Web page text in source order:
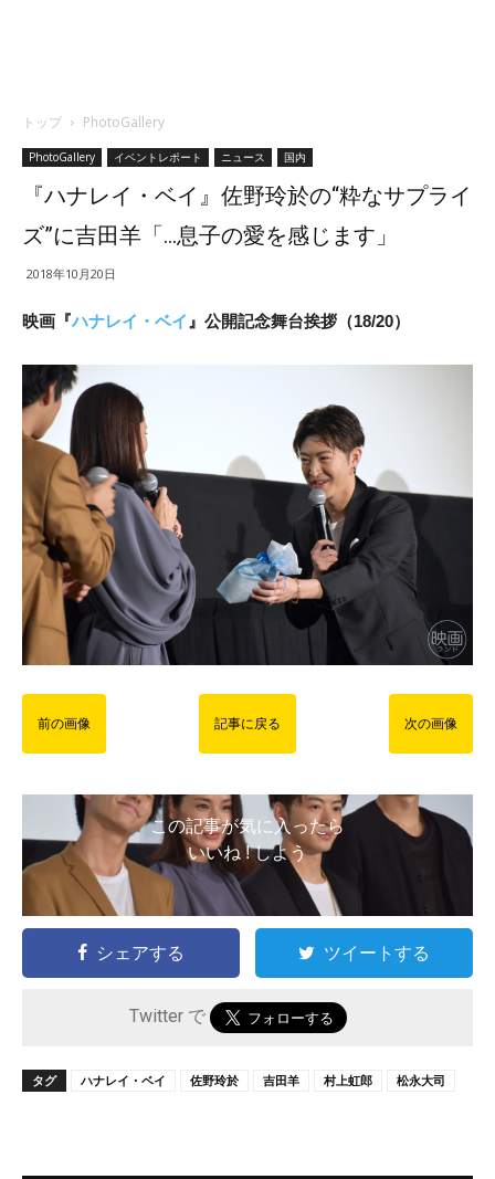
トップ PhotoGallery
PhotoGallery イベントレポート ニュース 国内
『ハナレイ・ベイ』佐野玲於の“粋なサプライ
ズ”に吉田羊「…息子の愛を感じます」
2018年10月20日
映画『ハナレイ・ベイ 』公開記念舞台挨拶（18/20）
前の画像 記事に戻る 次の画像
この記事が気に入ったら
いいね ! しよう
シェアする ツイートする
Twitter で
タグ ハナレイ・ベイ 佐野玲於 吉田羊 村上虹郎 松永大司